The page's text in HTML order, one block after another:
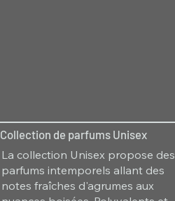
Collection de parfums Unisex
La collection Unisex propose des
parfums intemporels allant des
notes fraîches d'agrumes aux